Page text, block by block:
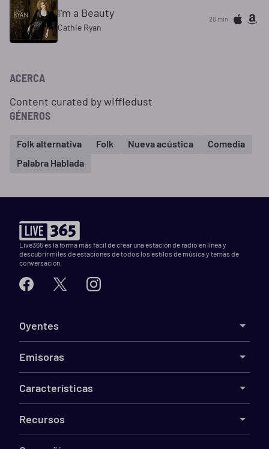
I'm a Beauty
Cathie Ryan
20 min
ACERCA
Content curated by wiffledust
GÉNEROS
Folk alternativa Folk Nueva acústica
Comedia
Palabra Hablada
Live365 es la forma más fácil de crear una estación de radio en línea y
descubrir miles de estaciones de todos los estilos de música y temas de
conversación.
Oyentes
Emisoras
Características
Recursos